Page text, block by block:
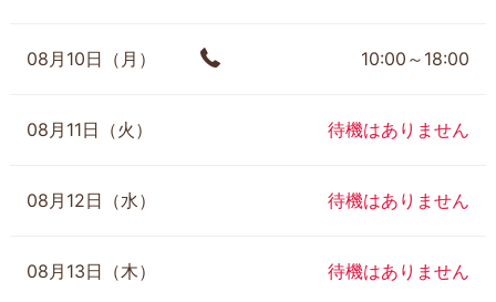
08月10日（月） 10:00～18:00
08月11日（火） 待機はありません
08月12日（水） 待機はありません
08月13日（木） 待機はありません